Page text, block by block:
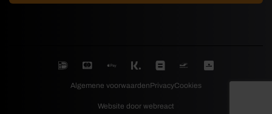
Algemene voorwaardenPrivacyCookies
Website door webreact